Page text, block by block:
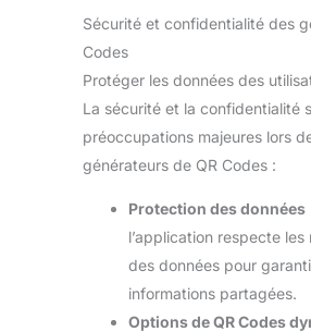
Sécurité et confidentialité des
Codes
Protéger les données des
La sécurité et la confidentialité
préoccupations majeures lors
générateurs de QR Codes :
Protection des données
l’application respecte
des données pour
informations partagées.
Options de QR Codes